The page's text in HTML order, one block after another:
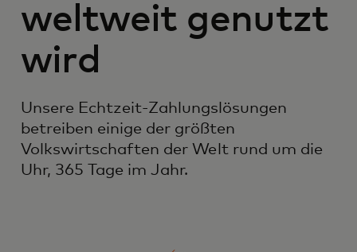
weltweit genutzt
wird
Unsere Echtzeit-Zahlungslösungen
betreiben einige der größten
Volkswirtschaften der Welt rund um die
Uhr, 365 Tage im Jahr.